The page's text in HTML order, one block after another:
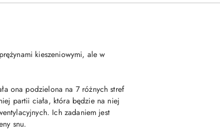
kieszeniowymi, ale w
ona podzielona na 7 różnych stref
partii ciała, która będzie na niej
Ich zadaniem jest
snu.